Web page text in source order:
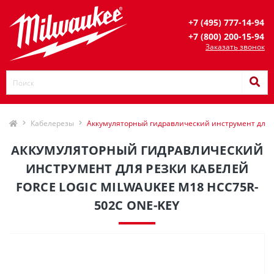
+7 (495) 777-14-94
+7 (800) 200-15-94
Заказать звонок
Кабелерезы Аккумуляторный гидравлический инструмент для
АККУМУЛЯТОРНЫЙ ГИДРАВЛИЧЕСКИЙ
ИНСТРУМЕНТ ДЛЯ РЕЗКИ КАБЕЛЕЙ
FORCE LOGIC MILWAUKEE M18 HCC75R-
502C ONE-KEY